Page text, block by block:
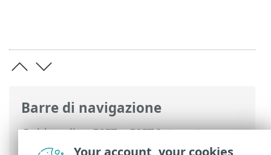
Barre di navigazione
Guida online ESET>ESET Internet
Security
>Configurazione avanzata>
Your account, your cookies